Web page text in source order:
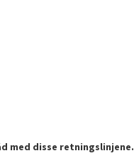
med disse retningslinjene.